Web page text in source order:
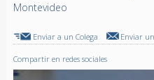
Montevideo
Enviar a un Colega Enviar
Compartir en redes sociales